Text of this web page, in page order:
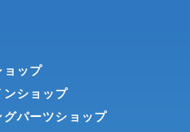
ョップ
ショップ
パーツショップ